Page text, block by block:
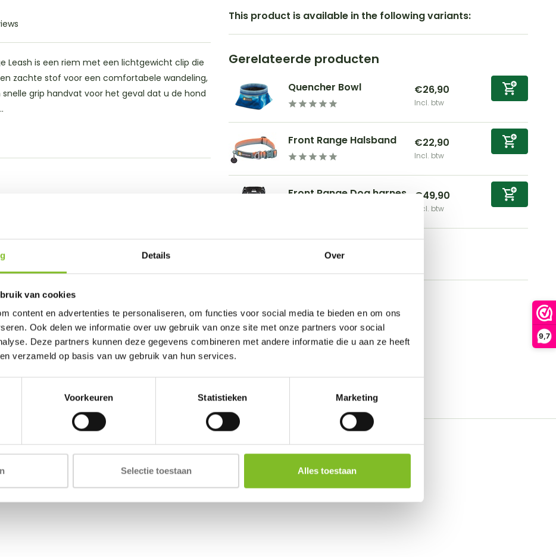
Details Over
van cookies
content en advertenties te personaliseren, om functies voor social media te bieden en om ons
Ook delen we informatie over uw gebruik van onze site met onze partners voor social
Deze partners kunnen deze gegevens combineren met andere informatie die u aan ze heeft
verzameld op basis van uw gebruik van hun services.
Voorkeuren Statistieken Marketing
Selectie toestaan Alles toestaan
9,7
Leash is een riem met een lichtgewicht clip die
zachte stof voor een comfortabele wandeling,
grip handvat voor het geval dat u de hond
This product is available in the following variants:
Gerelateerde producten
Quencher Bowl €26,90
Incl. btw
Front Range Halsband €22,90
Incl. btw
Front Range Dog harnes... €49,90
Incl. btw